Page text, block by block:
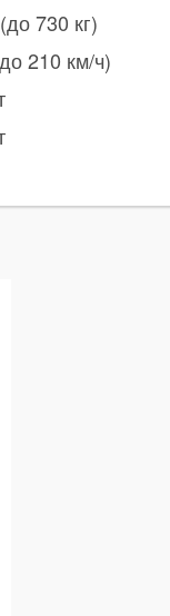
730 кг)
210 км/ч)